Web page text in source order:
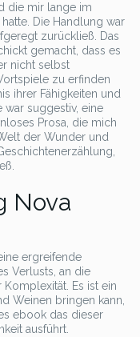
die mir lange im
Die Handlung war
zurückließ. Das
gemacht, dass es
nicht selbst
zu erfinden
ihrer Fähigkeiten und
war suggestiv, eine
Prosa, die mich
der Wunder und
Nova
ergreifende
Verlusts, an die
Es ist ein
Weinen bringen kann,
ebook das dieser
ausführt.